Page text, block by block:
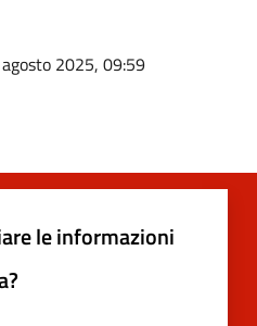
2025, 09:59
le informazioni